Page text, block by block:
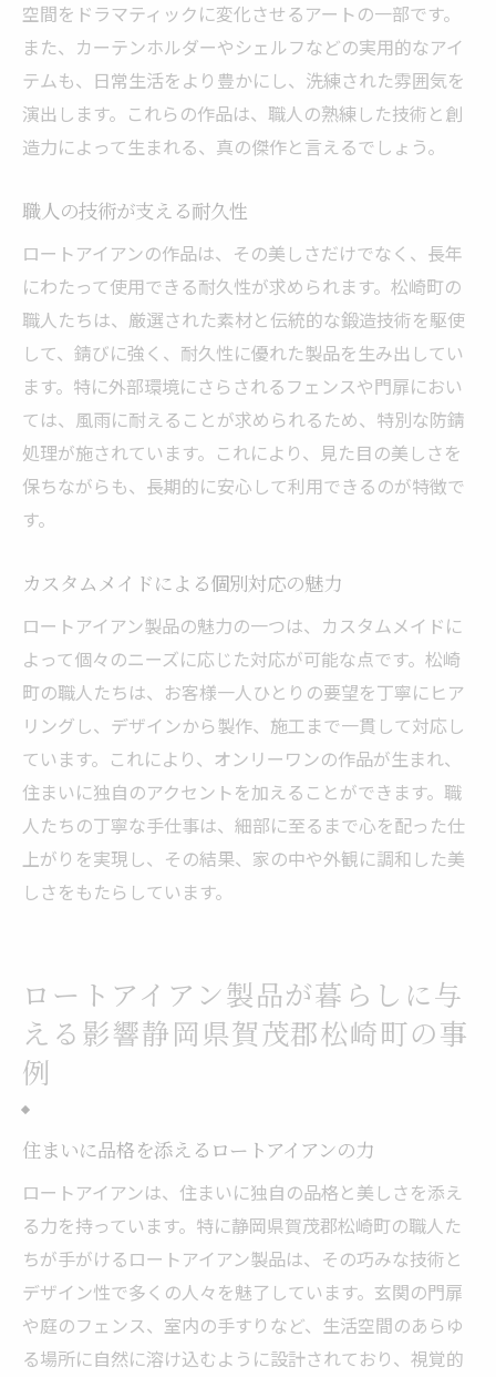
空間をドラマティックに変化させるアートの一部です。
また、カーテンホルダーやシェルフなどの実用的なアイ
テムも、日常生活をより豊かにし、洗練された雰囲気を
演出します。これらの作品は、職人の熟練した技術と創
造力によって生まれる、真の傑作と言えるでしょう。
職人の技術が支える耐久性
ロートアイアンの作品は、その美しさだけでなく、長年
にわたって使用できる耐久性が求められます。松崎町の
職人たちは、厳選された素材と伝統的な鍛造技術を駆使
して、錆びに強く、耐久性に優れた製品を生み出してい
ます。特に外部環境にさらされるフェンスや門扉におい
ては、風雨に耐えることが求められるため、特別な防錆
処理が施されています。これにより、見た目の美しさを
保ちながらも、長期的に安心して利用できるのが特徴で
す。
カスタムメイドによる個別対応の魅力
ロートアイアン製品の魅力の一つは、カスタムメイドに
よって個々のニーズに応じた対応が可能な点です。松崎
町の職人たちは、お客様一人ひとりの要望を丁寧にヒア
リングし、デザインから製作、施工まで一貫して対応し
ています。これにより、オンリーワンの作品が生まれ、
住まいに独自のアクセントを加えることができます。職
人たちの丁寧な手仕事は、細部に至るまで心を配った仕
上がりを実現し、その結果、家の中や外観に調和した美
しさをもたらしています。
ロートアイアン製品が暮らしに与
える影響静岡県賀茂郡松崎町の事
例
住まいに品格を添えるロートアイアンの力
ロートアイアンは、住まいに独自の品格と美しさを添え
る力を持っています。特に静岡県賀茂郡松崎町の職人た
ちが手がけるロートアイアン製品は、その巧みな技術と
デザイン性で多くの人々を魅了しています。玄関の門扉
や庭のフェンス、室内の手すりなど、生活空間のあらゆ
る場所に自然に溶け込むように設計されており、視覚的